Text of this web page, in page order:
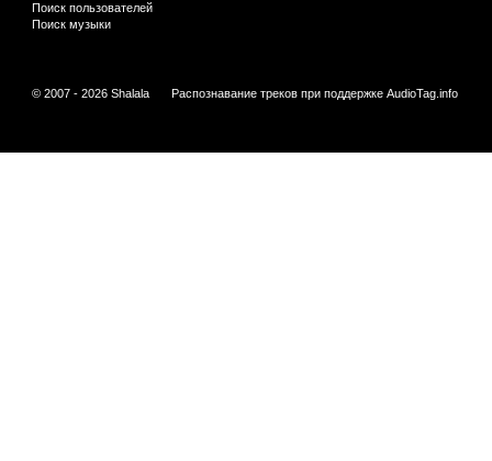
Поиск пользователей
Поиск музыки
© 2007 - 2026 Shalala Распознавание треков при поддержке AudioTag.info